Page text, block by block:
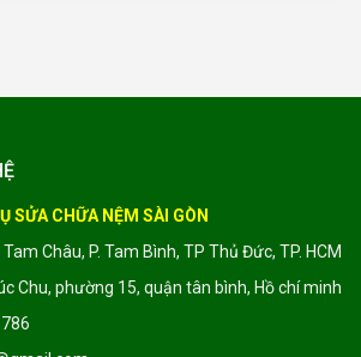
SỬA CHỮA NỆM SÀI GÒN
Châu, P. Tam Bình, TP Thủ Đức, TP. HCM
Chu, phường 15, quận tân bình, Hồ chí minh